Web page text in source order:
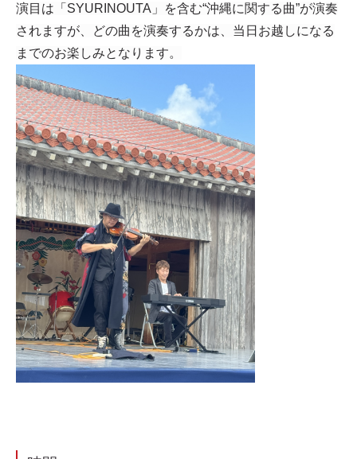
演目は「SYURINOUTA」を含む“沖縄に関する曲”が演奏
されますが、どの曲を演奏するかは、当日お越しになる
までのお楽しみとなります。